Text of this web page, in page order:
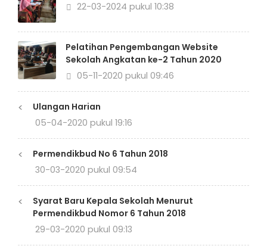
22-03-2024 pukul 10:38
Pelatihan Pengembangan Website
Sekolah Angkatan ke-2 Tahun 2020
05-11-2020 pukul 09:46
<
Ulangan Harian
05-04-2020 pukul 19:16
<
Permendikbud No 6 Tahun 2018
30-03-2020 pukul 09:54
<
Syarat Baru Kepala Sekolah Menurut
Permendikbud Nomor 6 Tahun 2018
29-03-2020 pukul 09:13